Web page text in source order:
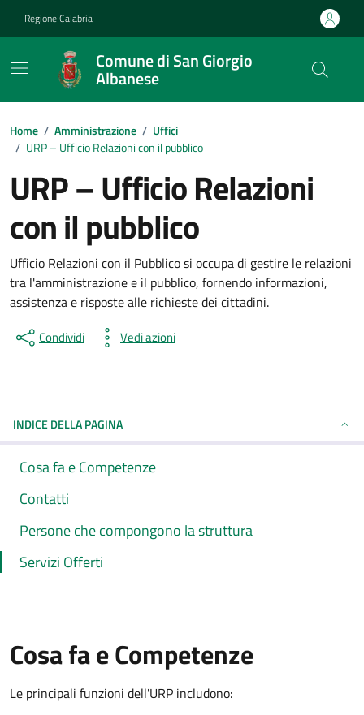
Regione Calabria
Comune di San Giorgio
Albanese
Home / Amministrazione / Uffici
/ URP – Ufficio Relazioni con il pubblico
URP – Ufficio Relazioni
con il pubblico
Ufficio Relazioni con il Pubblico si occupa di gestire le relazioni
tra l'amministrazione e il pubblico, fornendo informazioni,
assistenza e risposte alle richieste dei cittadini.
Condividi Vedi azioni
INDICE DELLA PAGINA
Cosa fa e Competenze
Contatti
Persone che compongono la struttura
Servizi Offerti
Cosa fa e Competenze
Le principali funzioni dell'URP includono: